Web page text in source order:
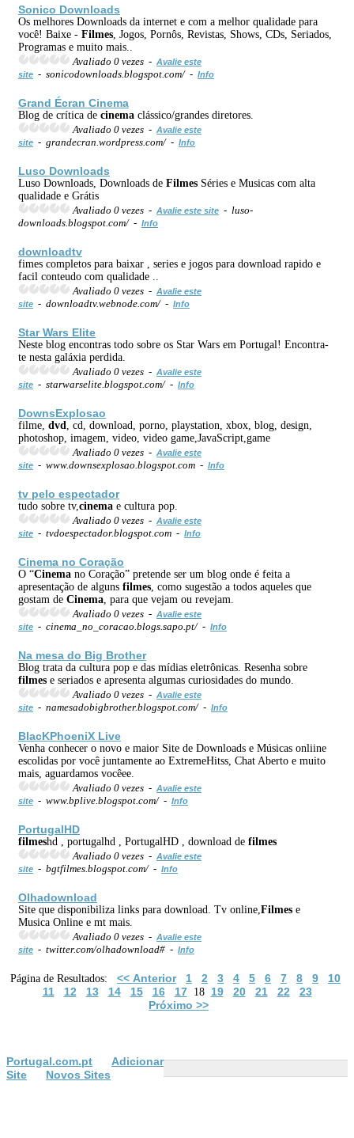
Sonico Downloads
Os melhores Downloads da internet e com a melhor qualidade para
você! Baixe - Filmes , Jogos, Pornôs, Revistas, Shows, CDs, Seriados,
Programas e muito mais..
Avaliado 0 vezes - Avalie este
site - sonicodownloads.blogspot.com/ - Info
Grand Écran Cinema
Blog de crítica de cinema clássico/grandes diretores.
Avaliado 0 vezes - Avalie este
site - grandecran.wordpress.com/ - Info
Luso Downloads
Luso Downloads, Downloads de Filmes Séries e Musicas com alta
qualidade e Grátis
Avaliado 0 vezes - Avalie este site - luso-
downloads.blogspot.com/ - Info
downloadtv
fimes completos para baixar , series e jogos para download rapido e
facil conteudo com qualidade ..
Avaliado 0 vezes - Avalie este
site - downloadtv.webnode.com/ - Info
Star Wars Elite
Neste blog encontras todo sobre os Star Wars em Portugal! Encontra-
te nesta galáxia perdida.
Avaliado 0 vezes - Avalie este
site - starwarselite.blogspot.com/ - Info
DownsExplosao
filme, dvd
, cd, download, porno, playstation, xbox, blog, design,
photoshop, imagem, video, video game,JavaScript,game
Avaliado 0 vezes - Avalie este
site - www.downsexplosao.blogspot.com - Info
tv pelo espectador
tudo sobre tv, cinema e cultura pop.
Avaliado 0 vezes - Avalie este
site - tvdoespectador.blogspot.com - Info
Cinema no Coração
O “Cinema no Coração” pretende ser um blog onde é feita a
apresentação de alguns filmes , como sugestão a todos aqueles que
gostam de Cinema , para que vejam ou revejam.
Avaliado 0 vezes - Avalie este
site - cinema_no_coracao.blogs.sapo.pt/ - Info
Na mesa do Big Brother
Blog trata da cultura pop e das mídias eletrônicas. Resenha sobre
filmes e seriados e apresenta algumas curiosidades do mundo.
Avaliado 0 vezes - Avalie este
site - namesadobigbrother.blogspot.com/ - Info
BlacKPhoeniX Live
Venha conhecer o novo e maior Site de Downloads e Músicas onliine
escolidas por você juntamente ao ExtremeHitss, Chat Aberto e muito
mais, aguardamos vocêee.
Avaliado 0 vezes - Avalie este
site - www.bplive.blogspot.com/ - Info
PortugalHD
filmeshd , portugalhd , PortugalHD , download de filmes
Avaliado 0 vezes - Avalie este
site - bgtfilmes.blogspot.com/ - Info
Olhadownload
Site que disponibiliza links para download. Tv online, Filmes e
Musica Online e mt mais.
Avaliado 0 vezes - Avalie este
site - twitter.com/olhadownload# - Info
Página de Resultados: << Anterior 1 2 3 4 5 6 7 8 9
10
11
12 13 14 15 16 1718 19 20 21 22
23
Próximo >>
Portugal.com.pt
Adicionar
Site
Novos Sites